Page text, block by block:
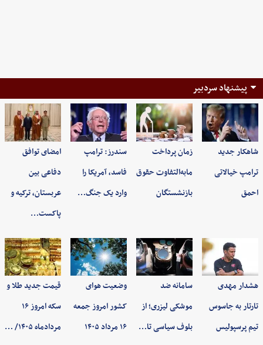
پیشنهاد سردبیر
شاهکار جدید
ترامپ خیالاتی
احمق
زمان پرداخت
مابه‌التفاوت حقوق
بازنشستگان
سندرز: ترامپ
فاسد، آمریکا را
وارد یک جنگ…
امضای توافق
دفاعی بین
عربستان، ترکیه و
پاکست…
هشدار مهدی
تارتار به جاسوس
تیم پرسپولیس
سامانه ضد
موشکی لیزری؛ از
بلوف سیاسی تا…
وضعیت هوای
کشور امروز جمعه
۱۶ مرداد ۱۴۰۵
قیمت جدید طلا و
سکه امروز ۱۶
مردادماه ۱۴۰۵/ …